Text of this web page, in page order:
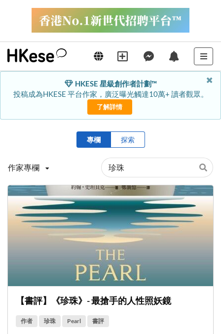
HKESE 星級創作者計劃™
投稿成為HKESE 平台作家，廣泛曝光觸達10萬+ 讀者觀眾。
了解詳情
專欄 探索
作家專欄
【書評】《珍珠》- 最搶手的人性照妖鏡
作者 珍珠 Pearl 書評